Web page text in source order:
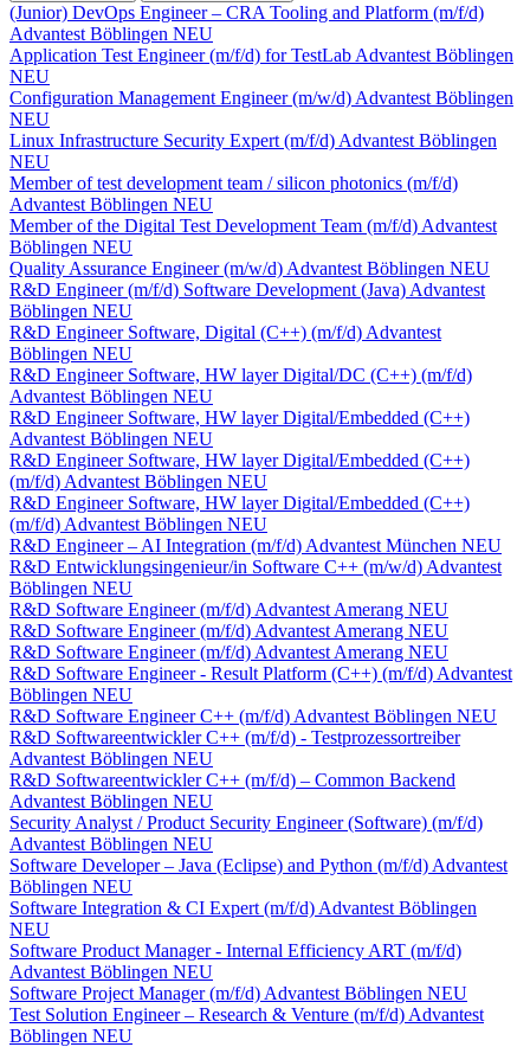
(Junior) DevOps Engineer – CRA Tooling and Platform (m/f/d)
Advantest Böblingen NEU
Application Test Engineer (m/f/d) for TestLab Advantest Böblingen
NEU
Configuration Management Engineer (m/w/d) Advantest Böblingen
NEU
Linux Infrastructure Security Expert (m/f/d) Advantest Böblingen
NEU
Member of test development team / silicon photonics (m/f/d)
Advantest Böblingen NEU
Member of the Digital Test Development Team (m/f/d) Advantest
Böblingen NEU
Quality Assurance Engineer (m/w/d) Advantest Böblingen NEU
R&D Engineer (m/f/d) Software Development (Java) Advantest
Böblingen NEU
R&D Engineer Software, Digital (C++) (m/f/d) Advantest
Böblingen NEU
R&D Engineer Software, HW layer Digital/DC (C++) (m/f/d)
Advantest Böblingen NEU
R&D Engineer Software, HW layer Digital/Embedded (C++)
Advantest Böblingen NEU
R&D Engineer Software, HW layer Digital/Embedded (C++)
(m/f/d) Advantest Böblingen NEU
R&D Engineer Software, HW layer Digital/Embedded (C++)
(m/f/d) Advantest Böblingen NEU
R&D Engineer – AI Integration (m/f/d) Advantest München NEU
R&D Entwicklungsingenieur/in Software C++ (m/w/d) Advantest
Böblingen NEU
R&D Software Engineer (m/f/d) Advantest Amerang NEU
R&D Software Engineer (m/f/d) Advantest Amerang NEU
R&D Software Engineer (m/f/d) Advantest Amerang NEU
R&D Software Engineer - Result Platform (C++) (m/f/d) Advantest
Böblingen NEU
R&D Software Engineer C++ (m/f/d) Advantest Böblingen NEU
R&D Softwareentwickler C++ (m/f/d) - Testprozessortreiber
Advantest Böblingen NEU
R&D Softwareentwickler C++ (m/f/d) – Common Backend
Advantest Böblingen NEU
Security Analyst / Product Security Engineer (Software) (m/f/d)
Advantest Böblingen NEU
Software Developer – Java (Eclipse) and Python (m/f/d) Advantest
Böblingen NEU
Software Integration & CI Expert (m/f/d) Advantest Böblingen
NEU
Software Product Manager - Internal Efficiency ART (m/f/d)
Advantest Böblingen NEU
Software Project Manager (m/f/d) Advantest Böblingen NEU
Test Solution Engineer – Research & Venture (m/f/d) Advantest
Böblingen NEU